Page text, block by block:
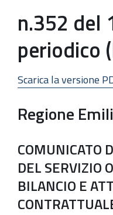
n.352 del
periodico
Scarica la versione
Regione
COMUNICATO
DEL SERVIZIO
BILANCIO E